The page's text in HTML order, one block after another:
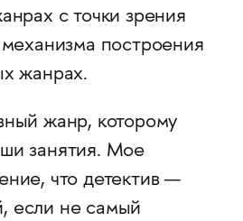
с точки зрения
построения
жанрах.
жанр, которому
занятия. Мое
что детектив —
если не самый